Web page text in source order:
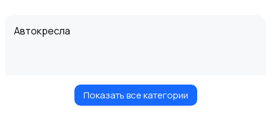
Автокресла
Показать все категории